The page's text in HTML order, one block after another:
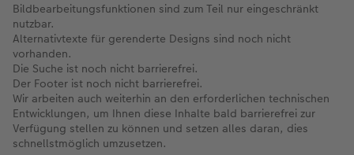
Bildbearbeitungsfunktionen sind zum Teil nur eingeschränkt
nutzbar.
Alternativtexte für gerenderte Designs sind noch nicht
vorhanden.
Die Suche ist noch nicht barrierefrei.
Der Footer ist noch nicht barrierefrei.
Wir arbeiten auch weiterhin an den erforderlichen technischen
Entwicklungen, um Ihnen diese Inhalte bald barrierefrei zur
Verfügung stellen zu können und setzen alles daran, dies
schnellstmöglich umzusetzen.